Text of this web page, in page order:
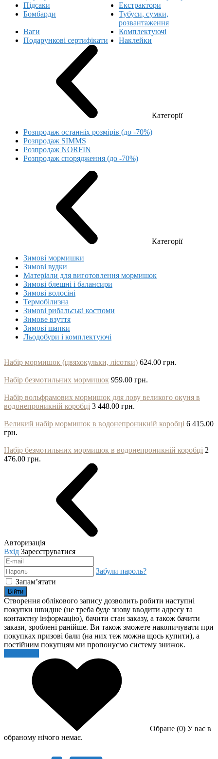
Підсаки
Екстрактори
Бомбарди
Тубуси, сумки,
розвантаження
Ваги
Комплектуючі
Подарункові сертифікати
Наклейки
Категорії
Розпродаж останніх розмірів (до -70%)
Розпродаж SIMMS
Розпродаж NORFIN
Розпродаж спорядження (до -70%)
Категорії
Зимові мормишки
Зимові вудки
Матеріали для виготовлення мормишок
Зимові блешні і балансири
Зимові волосіні
Термобілизна
Зимові рибальські костюми
Зимове взуття
Зимові шапки
Льодобури і комплектуючі
Набір мормишок (цвяхокульки, лісотки) 624.00 грн.
Набір безмотильних мормишок 959.00 грн.
Набір вольфрамових мормишок для лову великого окуня в
водонепроникній коробці 3 448.00 грн.
Великий набір мормишок в водонепроникній коробці 6 415.00
грн.
Набір безмотильних мормишок в водонепроникній коробці 2
476.00 грн.
Авторизація
Вхід Зареєструватися
Забули пароль?
Запам’ятати
Війти
Створення облікового запису дозволить робити наступні
покупки швидше (не треба буде знову вводити адресу та
контактну інформацію), бачити стан заказу, а також бачити
закази, зроблені ранійше. Ви також зможете накопичувати при
покупках призові бали (на них теж можна щось купити), а
постійним покупцям ми пропонуємо систему знижок.
Обране (0) У вас в
обраному нічого немає.